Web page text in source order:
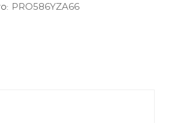
PRO586YZA66